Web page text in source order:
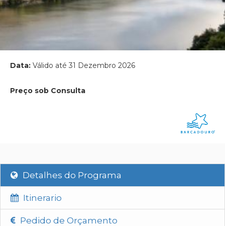
Data: Válido até 31 Dezembro 2026
Preço sob Consulta
Detalhes do Programa
Itinerario
Pedido de Orçamento